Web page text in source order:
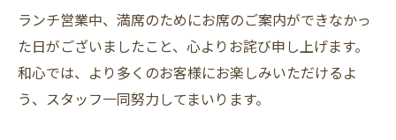
ランチ営業中、満席のためにお席のご案内ができなかっ
た日がございましたこと、心よりお詫び申し上げます。
和心では、より多くのお客様にお楽しみいただけるよ
う、スタッフ一同努力してまいります。